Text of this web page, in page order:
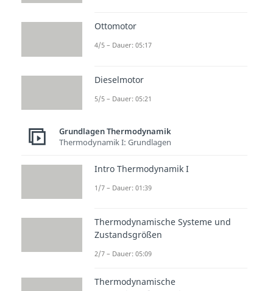
p-V & T-S Diagramm
Dauer: 02:17
Ottomotor
4/5 – Dauer: 05:17
Dieselmotor
5/5 – Dauer: 05:21
Grundlagen Thermodynamik
Thermodynamik I: Grundlagen
Intro Thermodynamik I
1/7 – Dauer: 01:39
Thermodynamische Systeme und
Zustandsgrößen
2/7 – Dauer: 05:09
Thermodynamische